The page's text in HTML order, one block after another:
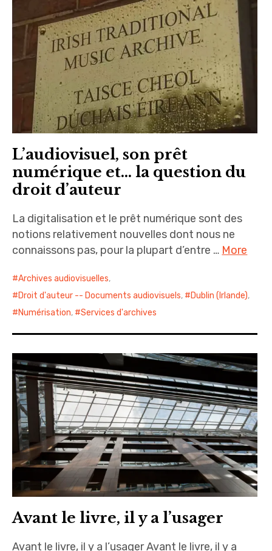
Lille 2017
Londres 2016 child
menu
Genève 2015
A propos child
menu
L’audiovisuel, son prêt
numérique et… la question du
droit d’auteur
La digitalisation et le prêt numérique sont des
notions relativement nouvelles dont nous ne
connaissons pas, pour la plupart d’entre … More
Archives audiovisuelles,
Droit d'auteur -- Documents audiovisuels, Dublin (Irlande),
Numérisation, Services d'archives
Avant le livre, il y a l’usager
Avant le livre, il y a l’usager Avant le livre, il y a